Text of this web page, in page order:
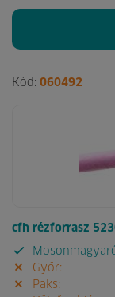
Kód: 060492
cfh rézforrasz
Győr:
Paks: